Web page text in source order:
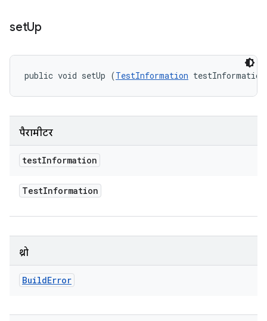
setUp
public void setUp (TestInformation
पैरामीटर
testInformation
TestInformation
थ्रो
BuildError